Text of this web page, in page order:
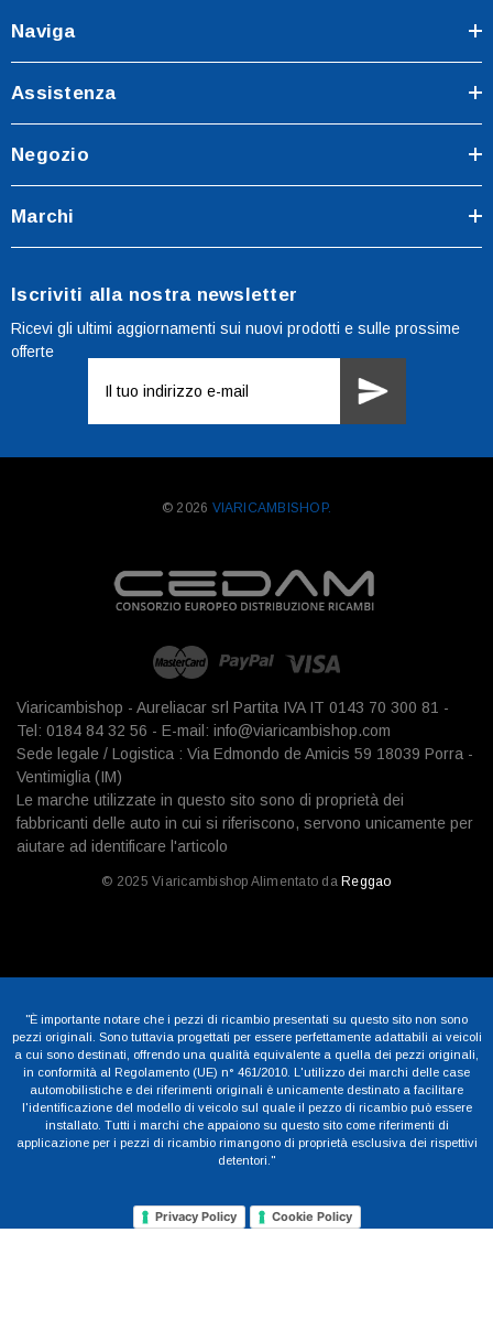
Naviga
Assistenza
Negozio
Marchi
Iscriviti alla nostra newsletter
Ricevi gli ultimi aggiornamenti sui nuovi prodotti e sulle prossime
offerte
mail
© 2026 VIARICAMBISHOP.
Viaricambishop - Aureliacar srl Partita IVA IT 0143 70 300 81 -
Tel: 0184 84 32 56 - E-mail: info@viaricambishop.com
Sede legale / Logistica : Via Edmondo de Amicis 59 18039 Porra -
Ventimiglia (IM)
Le marche utilizzate in questo sito sono di proprietà dei
fabbricanti delle auto in cui si riferiscono, servono unicamente per
aiutare ad identificare l'articolo
© 2025 Viaricambishop Alimentato da Reggao
"È importante notare che i pezzi di ricambio presentati su questo sito non sono
pezzi originali. Sono tuttavia progettati per essere perfettamente adattabili ai veicoli
a cui sono destinati, offrendo una qualità equivalente a quella dei pezzi originali,
in conformità al Regolamento (UE) n° 461/2010. L'utilizzo dei marchi delle case
automobilistiche e dei riferimenti originali è unicamente destinato a facilitare
l'identificazione del modello di veicolo sul quale il pezzo di ricambio può essere
installato. Tutti i marchi che appaiono su questo sito come riferimenti di
applicazione per i pezzi di ricambio rimangono di proprietà esclusiva dei rispettivi
detentori."
Privacy Policy Cookie Policy